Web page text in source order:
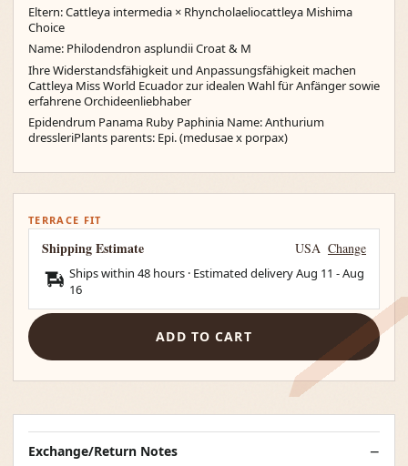
Eltern: Cattleya intermedia × Rhyncholaeliocattleya Mishima
Choice
Name: Philodendron asplundii Croat & M
Ihre Widerstandsfähigkeit und Anpassungsfähigkeit machen
Cattleya Miss World Ecuador zur idealen Wahl für Anfänger sowie
erfahrene Orchideenliebhaber
Epidendrum Panama Ruby Paphinia Name: Anthurium
dressleriPlants parents: Epi. (medusae x porpax)
TERRACE FIT
Shipping Estimate USA Change
Ships within 48 hours · Estimated deliveryAug 11 -Aug
16
ADD TO CART
Exchange/Return Notes